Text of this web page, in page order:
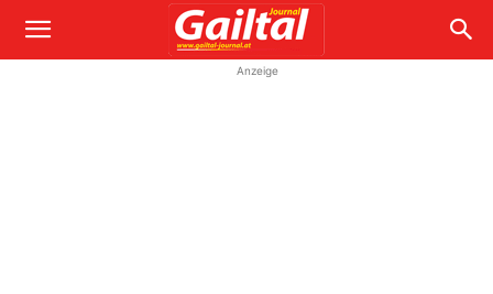
Anzeige